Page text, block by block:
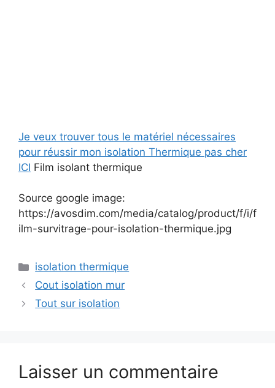
Je veux trouver tous le matériel nécessaires
pour réussir mon isolation Thermique pas cher
ICI Film isolant thermique
Source google image:
https://avosdim.com/media/catalog/product/f/i/f
ilm-survitrage-pour-isolation-thermique.jpg
Catégories
isolation thermique
Cout isolation mur
Tout sur isolation
Laisser un commentaire